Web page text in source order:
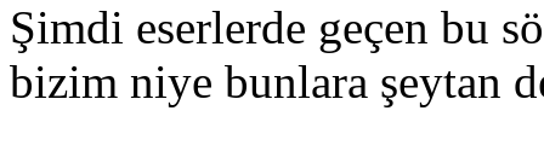
Şimdi eserlerde geçen bu
bizim niye bunlara şeytan